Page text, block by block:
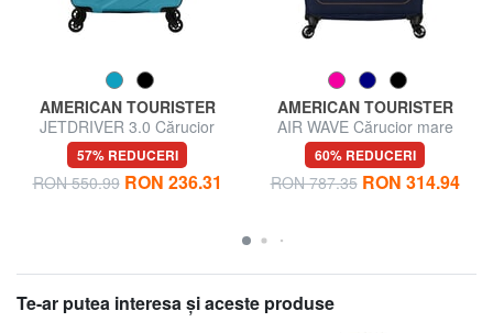
AMERICAN TOURISTER
JETDRIVER 3.0 Cărucior
pentru bagaje de mână
57% REDUCERI
RON 550.99 RON 236.31
AMERICAN TOURISTER
AIR WAVE Cărucior mare
60% REDUCERI
RON 787.35 RON 314.94
Te-ar putea interesa şi aceste produse